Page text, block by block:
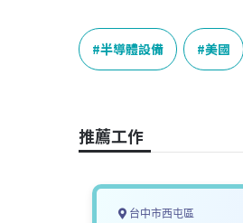
c
e
b
k
n
e
r
e
a
n
k
e
半導體設備 美國
推薦工作
台中市西屯區